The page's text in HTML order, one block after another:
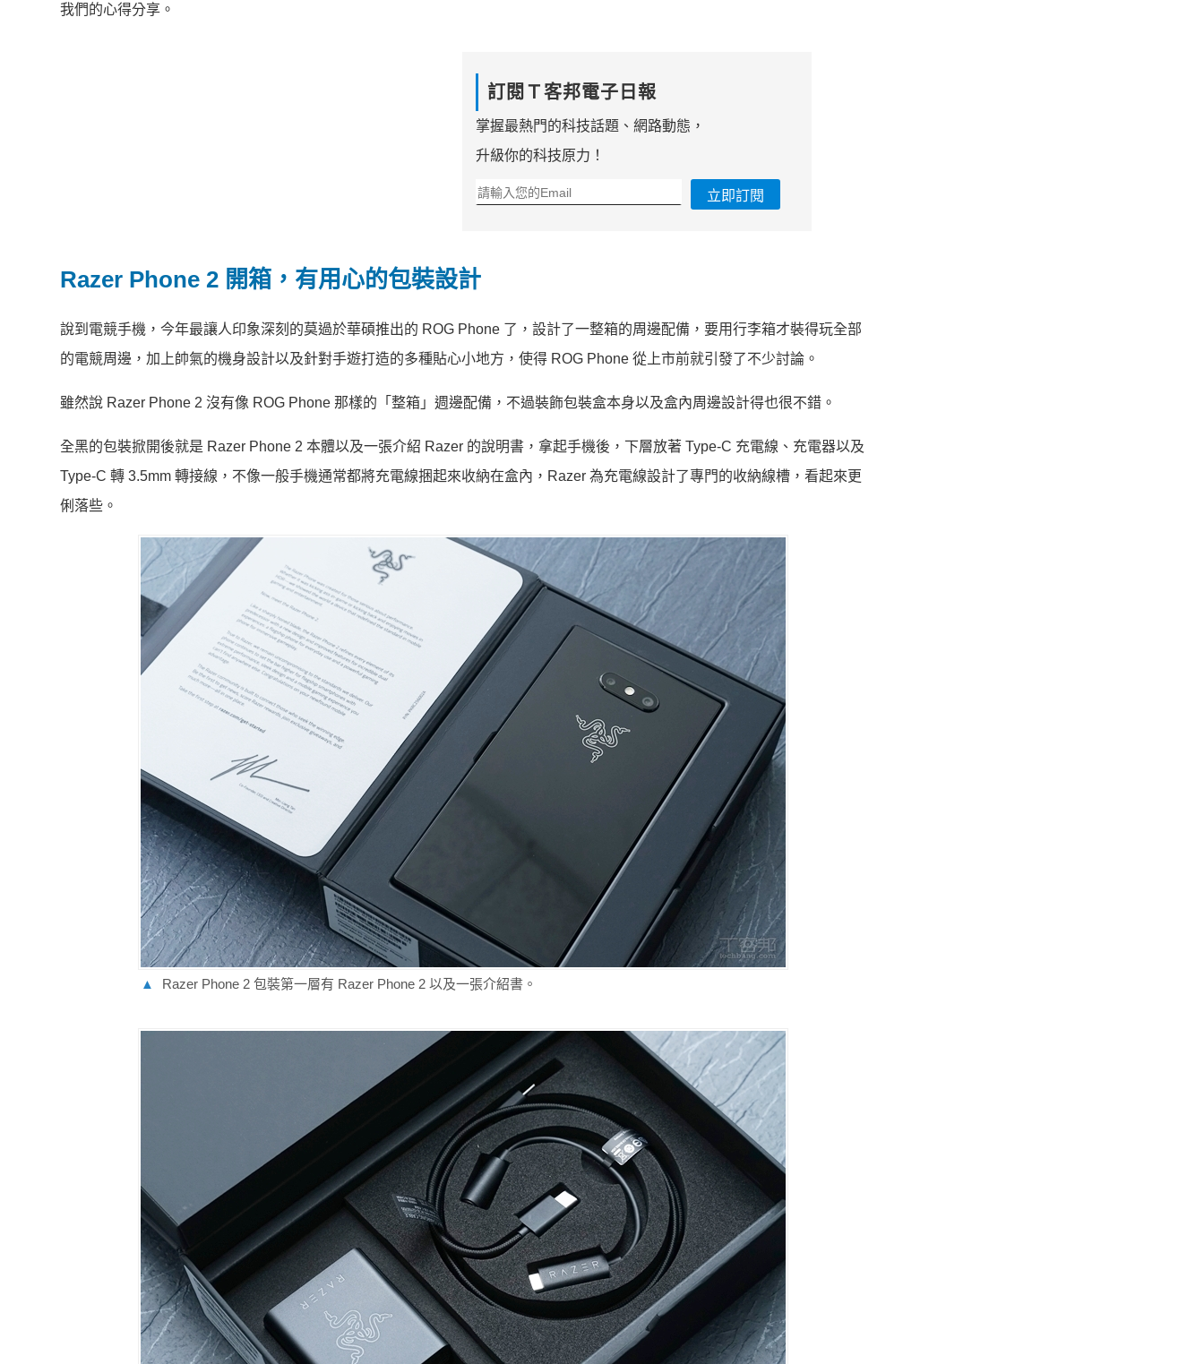
我們的心得分享。
訂閱Ｔ客邦電子日報
掌握最熱門的科技話題、網路動態，
升級你的科技原力！
立即訂閱
Razer Phone 2 開箱，有用心的包裝設計
說到電競手機，今年最讓人印象深刻的莫過於華碩推出的 ROG Phone 了，設計了一整箱的周邊配備，要用行李箱才裝得玩全部
的電競周邊，加上帥氣的機身設計以及針對手遊打造的多種貼心小地方，使得 ROG Phone 從上市前就引發了不少討論。
雖然說 Razer Phone 2 沒有像 ROG Phone 那樣的「整箱」週邊配備，不過裝飾包裝盒本身以及盒內周邊設計得也很不錯。
全黑的包裝掀開後就是 Razer Phone 2 本體以及一張介紹 Razer 的說明書，拿起手機後，下層放著 Type-C 充電線、充電器以及
Type-C 轉 3.5mm 轉接線，不像一般手機通常都將充電線捆起來收納在盒內，Razer 為充電線設計了專門的收納線槽，看起來更
俐落些。
▲ Razer Phone 2 包裝第一層有 Razer Phone 2 以及一張介紹書。